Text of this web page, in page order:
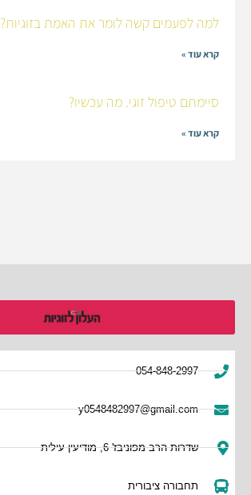
למה לפעמים קשה לומר את האמת בזוגיות?
קרא עוד »
סיימתם טיפול זוגי. מה עכשיו?
קרא עוד »
054-848-2997
y0548482997@gmail.com
שדרות הרב מפוניבז' 6, מודיעין עילית
תחבורה ציבורית